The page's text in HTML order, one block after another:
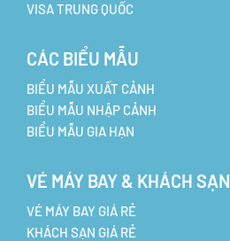
VISA TRUNG QUỐC
CÁC BIỂU MẪU
BIỂU MẪU XUẤT CẢNH
BIỂU MẪU NHẬP CẢNH
BIỂU MẪU GIA HẠN
VÉ MÁY BAY & KHÁCH SẠN
VÉ MÁY BAY GIÁ RẺ
KHÁCH SẠN GIÁ RẺ